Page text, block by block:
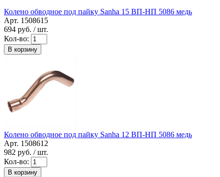
Колено обводное под пайку Sanha 15 ВП-НП 5086 медь
Арт. 1508615
694 руб. / шт.
Кол-во:
В корзину
Колено обводное под пайку Sanha 12 ВП-НП 5086 медь
Арт. 1508612
982 руб. / шт.
Кол-во:
В корзину